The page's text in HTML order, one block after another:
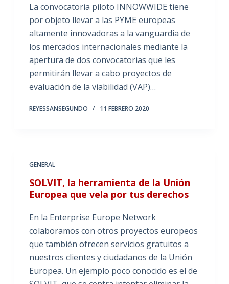
La convocatoria piloto INNOWWIDE tiene
por objeto llevar a las PYME europeas
altamente innovadoras a la vanguardia de
los mercados internacionales mediante la
apertura de dos convocatorias que les
permitirán llevar a cabo proyectos de
evaluación de la viabilidad (VAP)…
REYESSANSEGUNDO 11 FEBRERO 2020
GENERAL
SOLVIT, la herramienta de la Unión
Europea que vela por tus derechos
En la Enterprise Europe Network
colaboramos con otros proyectos europeos
que también ofrecen servicios gratuitos a
nuestros clientes y ciudadanos de la Unión
Europea. Un ejemplo poco conocido es el de